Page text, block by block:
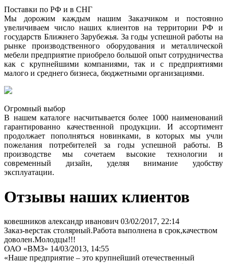
Поставки по РФ и в СНГ
Мы дорожим каждым нашим Заказчиком и постоянно
увеличиваем число наших клиентов на территории РФ и
государств Ближнего Зарубежья. За годы успешной работы на
рынке производственного оборудования и металлической
мебели предприятие приобрело большой опыт сотрудничества
как с крупнейшими компаниями, так и с предприятиями
малого и среднего бизнеса, бюджетными организациями.
Огромный выбор
В нашем каталоге насчитывается более 1000 наименований
гарантированно качественной продукции. И ассортимент
продолжает пополняться новинками, в которых мы учли
пожелания потребителей за годы успешной работы. В
производстве мы сочетаем высокие технологии и
современный дизайн, уделяя внимание удобству
эксплуатации.
Отзывы наших клиентов
ковешников александр иванович 03/02/2017, 22:14
Заказ-верстак столярный.Работа выполнена в срок,качеством
доволен.Молодцы!!!
ОАО «ВМЗ» 14/03/2013, 14:55
«Наше предприятие – это крупнейший отечественный